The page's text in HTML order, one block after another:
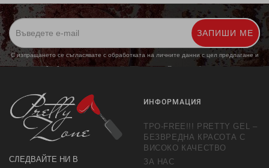
ЗАПИШИ МЕ
С изпращането се съгласявате с обработката на личните данни с цел предлагане и
обработка на маркетингови предложения. Повече информация
СЛЕДВАЙТЕ НИ В
ИНФОРМАЦИЯ
TPO-FREE!!! PRETTY GEL –
БЕЗВРЕДНА КРАСОТА С
ВИСОКО КАЧЕСТВО
ЗА НАС